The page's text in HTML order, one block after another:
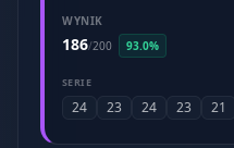
WYNIK
186/200 93.0%
SERIE
24 23 24 23 21